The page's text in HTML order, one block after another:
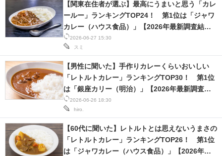
2026-06-27 15:30
スミ
【関東在住者が選ぶ】最高にうまいと思う「カレ
ールー」ランキングTOP24！ 第1位は「ジャワ
カレー（ハウス食品）」【2026年最新調査結
果】
2026-06-26 18:30
hiro.
【男性に聞いた】手作りカレーくらいおいしい
「レトルトカレー」ランキングTOP30！ 第1位
は「銀座カリー（明治）」【2026年最新調査結
果】
【60代に聞いた】レトルトとは思えないうまさの
「レトルトカレー」ランキングTOP26！ 第1位
は「ジャワカレー（ハウス食品）」【2026年最